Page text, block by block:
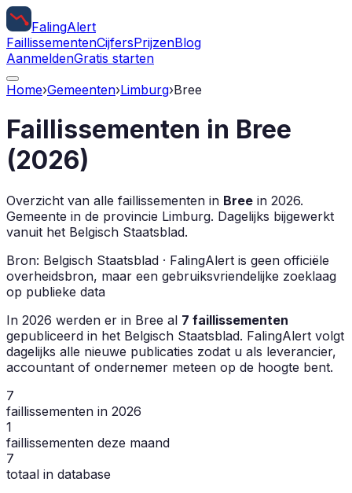
FalingAlert
FaillissementenCijfersPrijzenBlog
AanmeldenGratis starten
Home›Gemeenten›Limburg›Bree
Faillissementen in Bree
(2026)
Overzicht van alle faillissementen in Bree in 2026.
Gemeente in de provincie Limburg. Dagelijks bijgewerkt
vanuit het Belgisch Staatsblad.
Bron: Belgisch Staatsblad · FalingAlert is geen officiële
overheidsbron, maar een gebruiksvriendelijke zoeklaag
op publieke data
In 2026 werden er in Bree al 7 faillissementen
gepubliceerd in het Belgisch Staatsblad. FalingAlert volgt
dagelijks alle nieuwe publicaties zodat u als leverancier,
accountant of ondernemer meteen op de hoogte bent.
7
faillissementen in 2026
1
faillissementen deze maand
7
totaal in database